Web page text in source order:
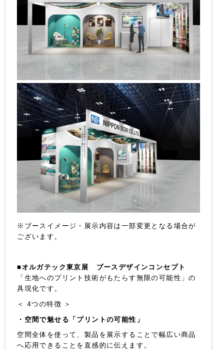
※ブースイメージ・展示内容は一部変更となる場合が
ございます。
■オルガテック東京展 ブースデザインコンセプト
「生地へのプリント技術がもたらす無限の可能性」の
具現化です。
＜ 4つの特徴 ＞
・空間で魅せる「プリントの可能性」
空間全体を使って、製品を展示することで幅広い商品
へ応用できることを直感的に伝えます。